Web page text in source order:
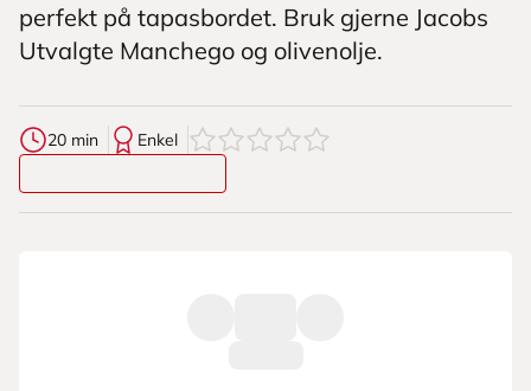
perfekt på tapasbordet. Bruk gjerne Jacobs
Utvalgte Manchego og olivenolje.
20 min Enkel 0av5stjerner